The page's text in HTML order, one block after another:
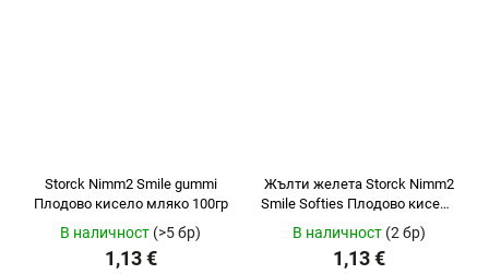
Storck Nimm2 Smile gummi
Плодово кисело мляко 100гр
В наличност (>5 бр)
1,13 €
Жълти желета Storck Nimm2
Smile Softies Плодово кисело
мляко с кисело мляко 90 г
В наличност (2 бр)
1,13 €